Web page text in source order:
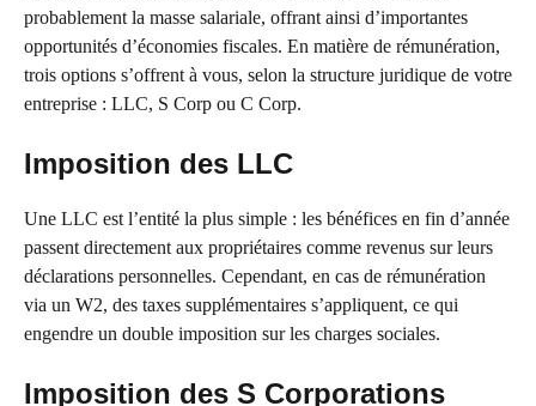
probablement la masse salariale, offrant ainsi d’importantes
opportunités d’économies fiscales. En matière de rémunération,
trois options s’offrent à vous, selon la structure juridique de votre
entreprise : LLC, S Corp ou C Corp.
Imposition des LLC
Une LLC est l’entité la plus simple : les bénéfices en fin d’année
passent directement aux propriétaires comme revenus sur leurs
déclarations personnelles. Cependant, en cas de rémunération
via un W2, des taxes supplémentaires s’appliquent, ce qui
engendre un double imposition sur les charges sociales.
Imposition des S Corporations